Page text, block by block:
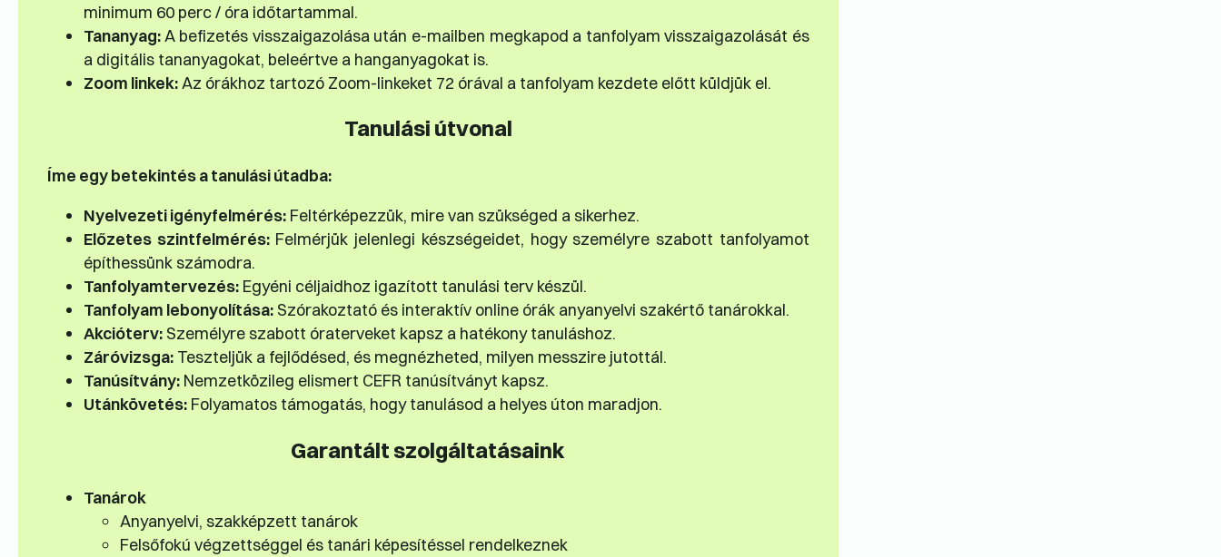
minimum 60 perc / óra időtartammal.
Tananyag:A befizetés visszaigazolása után e-mailben megkapod a tanfolyam visszaigazolását és
a digitális tananyagokat, beleértve a hanganyagokat is.
Zoom linkek:Az órákhoz tartozó Zoom-linkeket 72 órával a tanfolyam kezdete előtt küldjük el.
Tanulási útvonal
Íme egy betekintés a tanulási útadba:
Nyelvezeti igényfelmérés:Feltérképezzük, mire van szükséged a sikerhez.
Előzetes szintfelmérés:Felmérjük jelenlegi készségeidet, hogy személyre szabott tanfolyamot
építhessünk számodra.
Tanfolyamtervezés:Egyéni céljaidhoz igazított tanulási terv készül.
Tanfolyam lebonyolítása:Szórakoztató és interaktív online órák anyanyelvi szakértő tanárokkal.
Akcióterv:Személyre szabott óraterveket kapsz a hatékony tanuláshoz.
Záróvizsga:Teszteljük a fejlődésed, és megnézheted, milyen messzire jutottál.
Tanúsítvány:Nemzetközileg elismert CEFR tanúsítványt kapsz.
Utánkövetés:Folyamatos támogatás, hogy tanulásod a helyes úton maradjon.
Garantált szolgáltatásaink
Tanárok
Anyanyelvi, szakképzett tanárok
Felsőfokú végzettséggel és tanári képesítéssel rendelkeznek